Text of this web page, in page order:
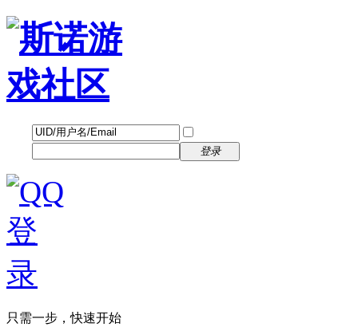
登录
只需一步，快速开始